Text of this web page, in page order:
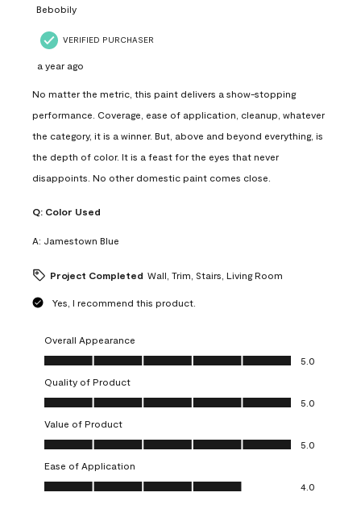
Bebobily
VERIFIED PURCHASER
a year ago
No matter the metric, this paint delivers a show-stopping
performance. Coverage, ease of application, cleanup, whatever
the category, it is a winner. But, above and beyond everything, is
the depth of color. It is a feast for the eyes that never
disappoints. No other domestic paint comes close.
Q: Color Used
A: Jamestown Blue
Project Completed Wall, Trim, Stairs, Living Room
Yes, I recommend this product.
Overall Appearance
Overall Appearance, 5.0 out of 5
5.0
Quality of Product
Quality of Product, 5.0 out of 5
5.0
Value of Product
Value of Product, 5.0 out of 5
5.0
Ease of Application
Ease of Application, 4.0 out of 5
4.0